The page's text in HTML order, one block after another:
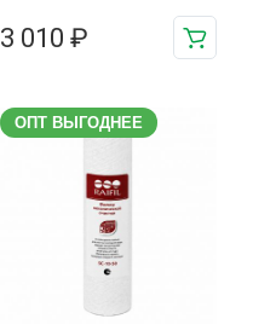
3 010 ₽
ОПТ ВЫГОДНЕЕ